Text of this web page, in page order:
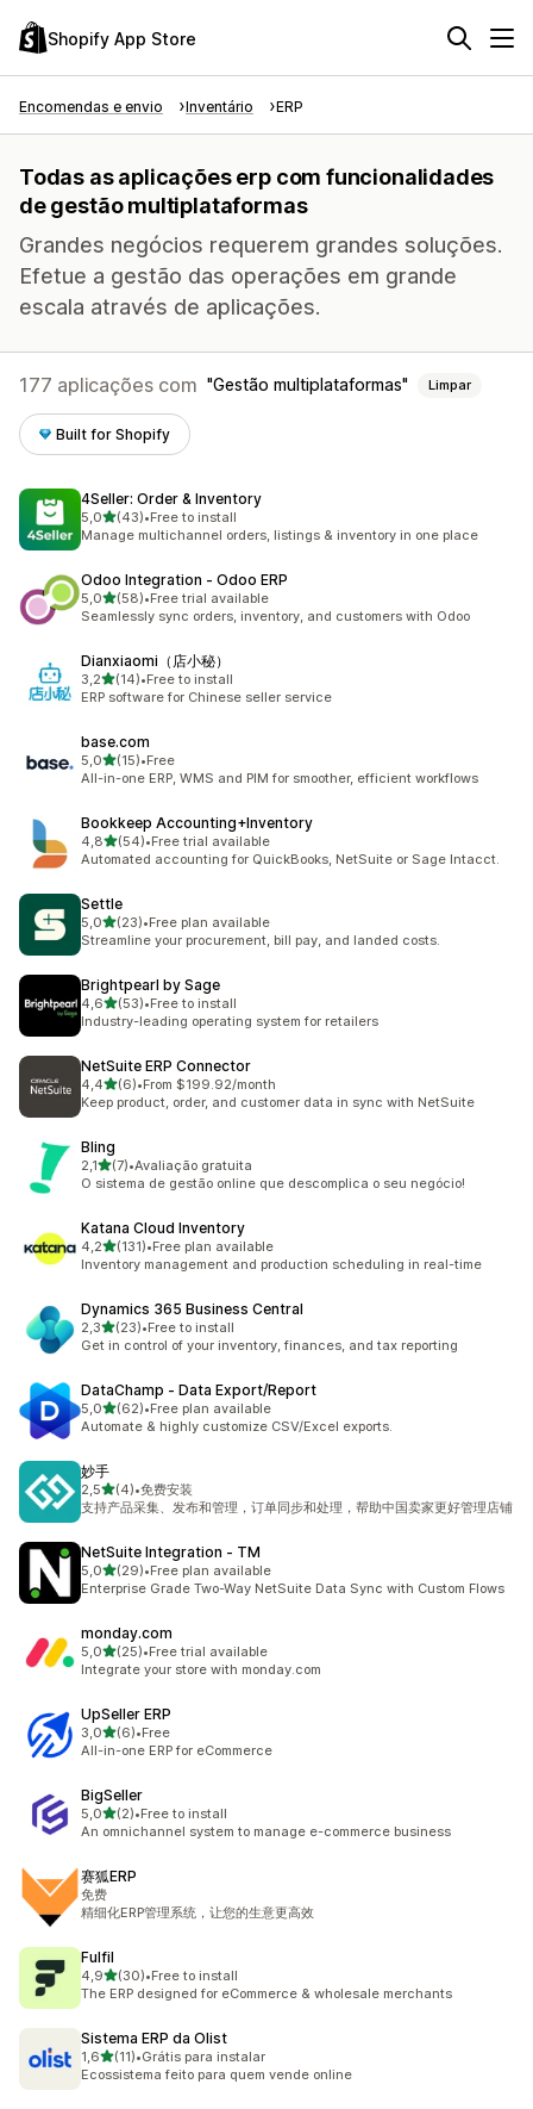
Shopify App Store
Encomendas e envio Inventário ERP
Todas as aplicações erp com funcionalidades
de gestão multiplataformas
Grandes negócios requerem grandes soluções.
Efetue a gestão das operações em grande
escala através de aplicações.
177 aplicações com Gestão multiplataformas Limpar
Built for Shopify
4Seller: Order & Inventory
5,0de 5 estrelas
(43)
43 total de avaliações
•Free to install
Manage multichannel orders, listings & inventory in one place
Odoo Integration ‑ Odoo ERP
5,0de 5 estrelas
(58)
58 total de avaliações
•Free trial available
Seamlessly sync orders, inventory, and customers with Odoo
Dianxiaomi（店小秘）
3,2de 5 estrelas
(14)
14 total de avaliações
•Free to install
ERP software for Chinese seller service
base.com
5,0de 5 estrelas
(15)
15 total de avaliações
•Free
All-in-one ERP, WMS and PIM for smoother, efficient workflows
Bookkeep Accounting+Inventory
4,8de 5 estrelas
(54)
54 total de avaliações
•Free trial available
Automated accounting for QuickBooks, NetSuite or Sage Intacct.
Settle
5,0de 5 estrelas
(23)
23 total de avaliações
•Free plan available
Streamline your procurement, bill pay, and landed costs.
Brightpearl by Sage
4,6de 5 estrelas
(53)
53 total de avaliações
•Free to install
Industry-leading operating system for retailers
NetSuite ERP Connector
4,4de 5 estrelas
(6)
6 total de avaliações
•From $199.92/month
Keep product, order, and customer data in sync with NetSuite
Bling
2,1de 5 estrelas
(7)
7 total de avaliações
•Avaliação gratuita
O sistema de gestão online que descomplica o seu negócio!
Katana Cloud Inventory
4,2de 5 estrelas
(131)
131 total de avaliações
•Free plan available
Inventory management and production scheduling in real-time
Dynamics 365 Business Central
2,3de 5 estrelas
(23)
23 total de avaliações
•Free to install
Get in control of your inventory, finances, and tax reporting
DataChamp ‑ Data Export/Report
5,0de 5 estrelas
(62)
62 total de avaliações
•Free plan available
Automate & highly customize CSV/Excel exports.
妙手
2,5de 5 estrelas
(4)
4 total de avaliações
•免费安装
支持产品采集、发布和管理，订单同步和处理，帮助中国卖家更好管理店铺
NetSuite Integration ‑ TM
5,0de 5 estrelas
(29)
29 total de avaliações
•Free plan available
Enterprise Grade Two-Way NetSuite Data Sync with Custom Flows
monday.com
5,0de 5 estrelas
(25)
25 total de avaliações
•Free trial available
Integrate your store with monday.com
UpSeller ERP
3,0de 5 estrelas
(6)
6 total de avaliações
•Free
All-in-one ERP for eCommerce
BigSeller
5,0de 5 estrelas
(2)
2 total de avaliações
•Free to install
An omnichannel system to manage e-commerce business
赛狐ERP
免费
精细化ERP管理系统，让您的生意更高效
Fulfil
4,9de 5 estrelas
(30)
30 total de avaliações
•Free to install
The ERP designed for eCommerce & wholesale merchants
Sistema ERP da Olist
1,6de 5 estrelas
(11)
11 total de avaliações
•Grátis para instalar
Ecossistema feito para quem vende online